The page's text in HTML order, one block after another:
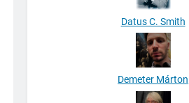
Datus C. Smith
Demeter Márton